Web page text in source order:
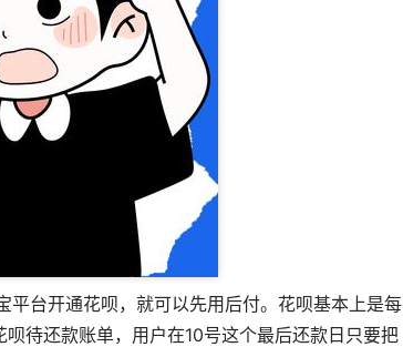
台开通花呗，就可以先用后付。花呗基本上是每
待还款账单，用户在10号这个最后还款日只要把